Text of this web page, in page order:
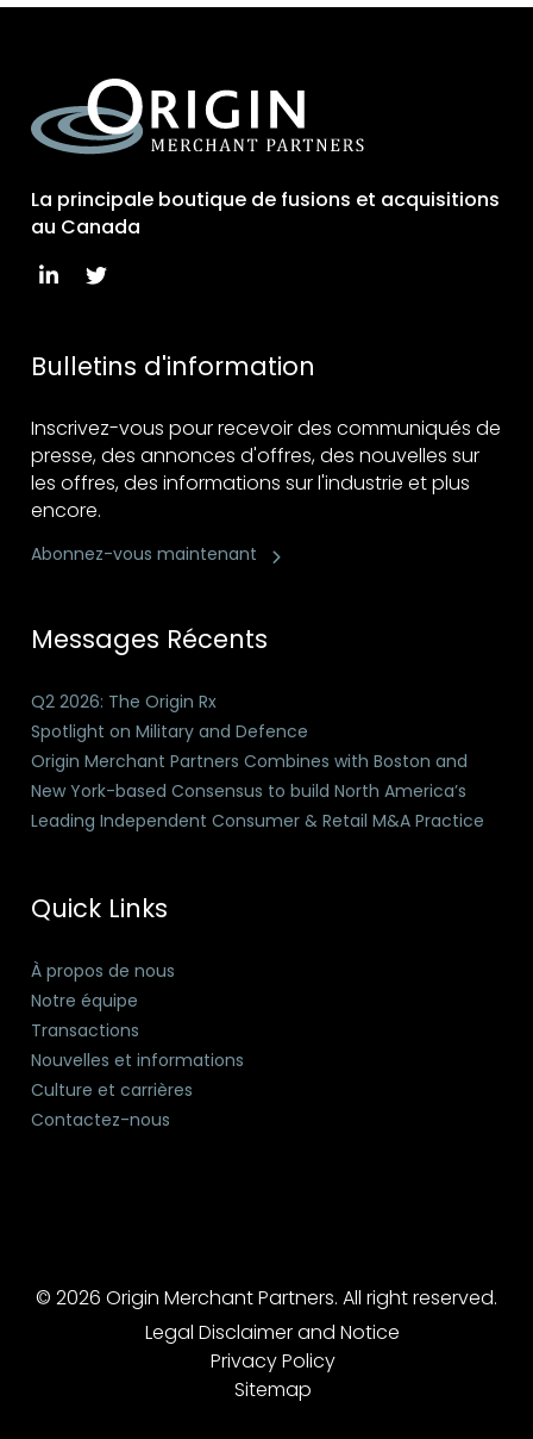
La principale boutique de fusions et acquisitions
au Canada
Bulletins d'information
Inscrivez-vous pour recevoir des communiqués de
presse, des annonces d'offres, des nouvelles sur
les offres, des informations sur l'industrie et plus
encore.
Abonnez-vous maintenant
Messages Récents
Q2 2026: The Origin Rx
Spotlight on Military and Defence
Origin Merchant Partners Combines with Boston and
New York-based Consensus to build North America’s
Leading Independent Consumer & Retail M&A Practice
Quick Links
À propos de nous
Notre équipe
Transactions
Nouvelles et informations
Culture et carrières
Contactez-nous
© 2026 Origin Merchant Partners. All right reserved.
Legal Disclaimer and Notice
Privacy Policy
Sitemap